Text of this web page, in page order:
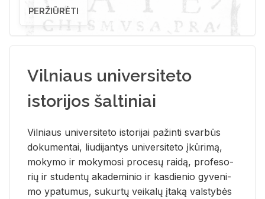
PERŽIŪRĖTI
Vilniaus universiteto
istorijos šaltiniai
Vil­niaus uni­ver­si­te­to is­to­ri­jai pa­žin­ti svar­būs
do­ku­men­tai, liu­di­jan­tys uni­ver­si­te­to įkū­ri­mą,
mo­ky­mo ir mo­ky­mo­si pro­ce­sų rai­dą, pro­fe­so­
rių ir stu­den­tų aka­de­mi­nio ir kas­die­nio gy­ve­ni­
mo ypa­tu­mus, su­kur­tų vei­ka­lų įta­ką vals­ty­bės